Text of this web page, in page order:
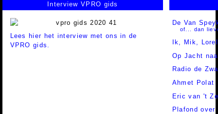
Interview VPRO gids
Lees hier het interview met ons in de
VPRO gids.
De Van
of... dan
Ik, Mik,
Op Jacht
Radio de
Ahmet Polat
Eric van 't
Plafond over